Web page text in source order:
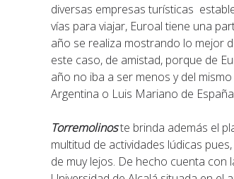
diversas empresas turísticas
vías para viajar, Euroal tiene una
año se realiza mostrando lo mejor
este caso, de amistad, porque de
año no iba a ser menos y del
Argentina o Luis Mariano de
Torremolinoste brinda además el
multitud de actividades lúdicas
de muy lejos. De hecho cuenta con